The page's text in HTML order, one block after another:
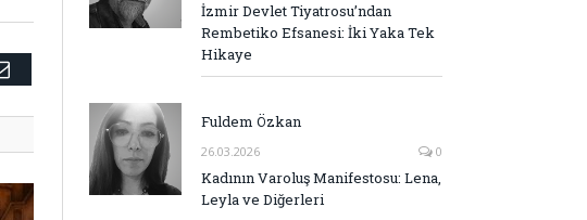
E-
İzmir Devlet Tiyatrosu’ndan
Rembetiko Efsanesi: İki Yaka Tek
Hikaye
Fuldem Özkan
26.03.2026 0
Kadının Varoluş Manifestosu: Lena,
Leyla ve Diğerleri